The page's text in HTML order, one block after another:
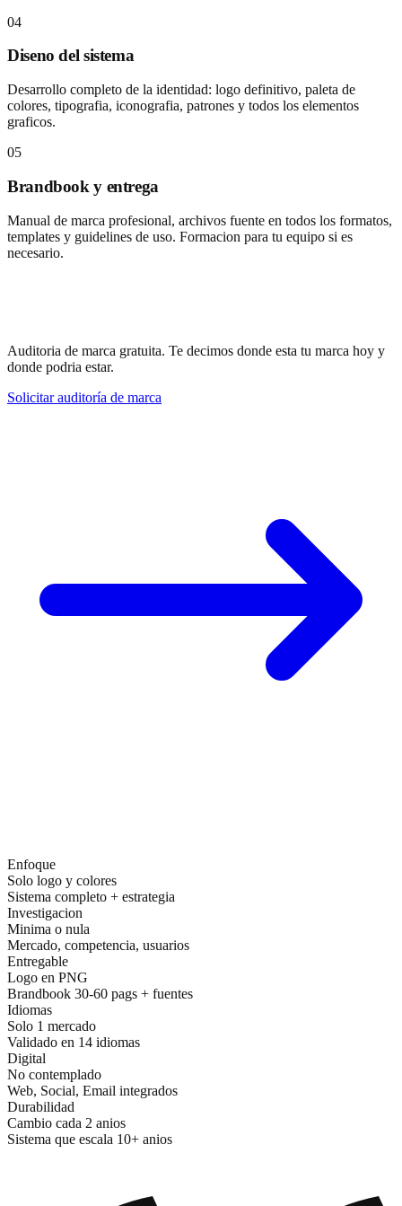
04
Diseno del sistema
Desarrollo completo de la identidad: logo definitivo, paleta de
colores, tipografia, iconografia, patrones y todos los elementos
graficos.
05
Brandbook y entrega
Manual de marca profesional, archivos fuente en todos los formatos,
templates y guidelines de uso. Formacion para tu equipo si es
necesario.
Auditoria de marca gratuita. Te decimos donde esta tu marca hoy y
donde podria estar.
Solicitar auditoría de marca
Enfoque
Solo logo y colores
Sistema completo + estrategia
Investigacion
Minima o nula
Mercado, competencia, usuarios
Entregable
Logo en PNG
Brandbook 30-60 pags + fuentes
Idiomas
Solo 1 mercado
Validado en 14 idiomas
Digital
No contemplado
Web, Social, Email integrados
Durabilidad
Cambio cada 2 anios
Sistema que escala 10+ anios